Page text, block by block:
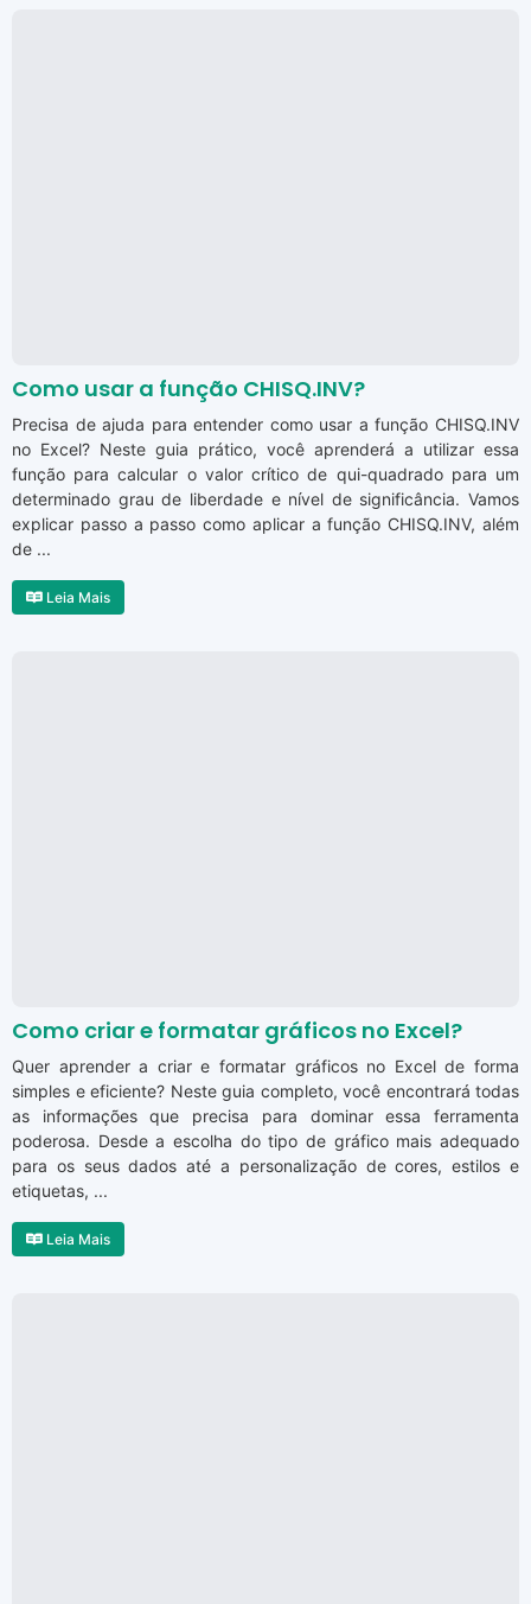
Como usar a função CHISQ.INV?
Precisa de ajuda para entender como usar a função CHISQ.INV
no Excel? Neste guia prático, você aprenderá a utilizar essa
função para calcular o valor crítico de qui-quadrado para um
determinado grau de liberdade e nível de significância. Vamos
explicar passo a passo como aplicar a função CHISQ.INV, além
de ...
Leia Mais
Como criar e formatar gráficos no Excel?
Quer aprender a criar e formatar gráficos no Excel de forma
simples e eficiente? Neste guia completo, você encontrará todas
as informações que precisa para dominar essa ferramenta
poderosa. Desde a escolha do tipo de gráfico mais adequado
para os seus dados até a personalização de cores, estilos e
etiquetas, ...
Leia Mais